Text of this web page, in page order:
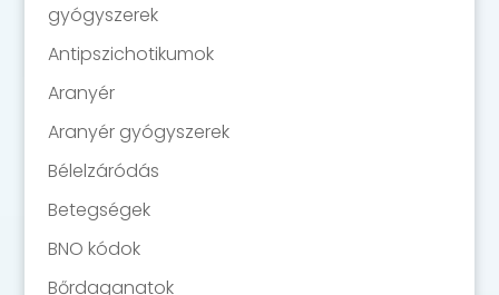
gyógyszerek
Antipszichotikumok
Aranyér
Aranyér gyógyszerek
Bélelzáródás
Betegségek
BNO kódok
Bőrdaganatok